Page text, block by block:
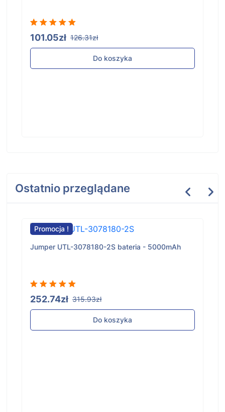
101.05zł 126.31zł
Do koszyka
Ostatnio przeglądane
Promocja !
Jumper UTL-3078180-2S bateria - 5000mAh
252.74zł 315.93zł
Do koszyka